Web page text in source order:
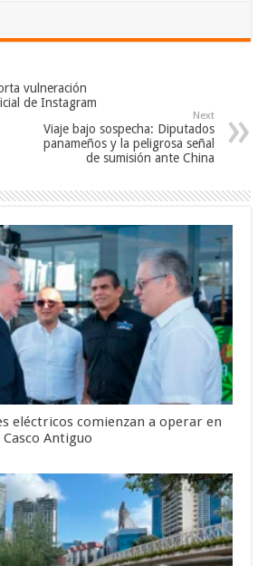
vulneración
de Instagram
Next
Viaje bajo sospecha: Diputados
panameños y la peligrosa señal
de sumisión ante China
eléctricos comienzan a operar en
Antiguo